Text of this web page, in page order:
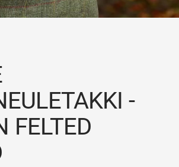
-
FELTED